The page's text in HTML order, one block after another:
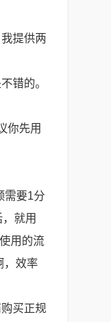
提供两
错的。
你先用
需要1分
就用
用的流
，效率
买正规